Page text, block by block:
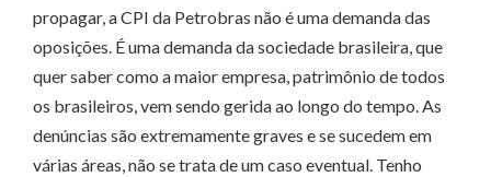
propagar, a CPI da Petrobras não é uma demanda das
oposições. É uma demanda da sociedade brasileira, que
quer saber como a maior empresa, patrimônio de todos
os brasileiros, vem sendo gerida ao longo do tempo. As
denúncias são extremamente graves e se sucedem em
várias áreas, não se trata de um caso eventual. Tenho